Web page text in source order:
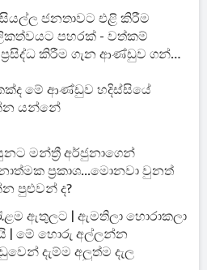
එයි
ජනතාවට එළි කිරීම
පහරක් - වත්කම්
ප්‍රසිද්ධ කිරීම ගැන ආණ්ඩුව ගන්න
මේ ආණ්ඩුව හදිස්සියේ
යන්නේ
මන්ත්‍රී අර්ජුනාගෙන්
ප්‍රකාශ...මොනවා වුනත්
පුළුවන් ද?
ඇතුලට | ඇමතිලා හොරාකලා
| මේ හොරු අල්ලන්න
දැම්ම අලුත්ම දැල